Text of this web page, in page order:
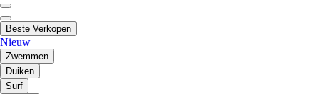
Beste Verkopen
Nieuw
Zwemmen
Duiken
Surf